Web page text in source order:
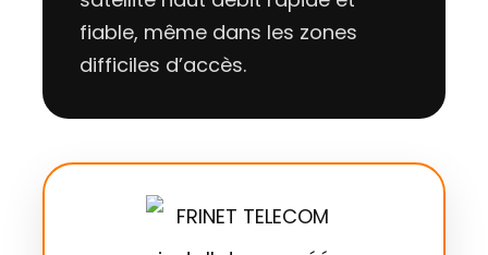
fiable, même dans les zones
difficiles d’accès.